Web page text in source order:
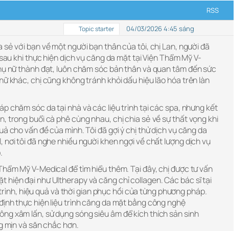
RSS
Topic starter 04/03/2026 4:45 sáng
sẻ với bạn về một người bạn thân của tôi, chị Lan, người đã
khi thực hiện dịch vụ căng da mặt tại Viện Thẩm Mỹ V-
nữ thành đạt, luôn chăm sóc bản thân và quan tâm đến sức
khác, chị cũng không tránh khỏi dấu hiệu lão hóa trên làn
chăm sóc da tại nhà và các liệu trình tại các spa, nhưng kết
trong buổi cà phê cùng nhau, chị chia sẻ về sự thất vọng khi
cho vấn đề của mình. Tôi đã gợi ý chị thử dịch vụ căng da
nơi tôi đã nghe nhiều người khen ngợi về chất lượng dịch vụ
Mỹ V-Medical để tìm hiểu thêm. Tại đây, chị được tư vấn
hiện đại như Ultherapy và căng chỉ collagen. Các bác sĩ tại
hiệu quả và thời gian phục hồi của từng phương pháp.
thực hiện liệu trình căng da mặt bằng công nghệ
xâm lấn, sử dụng sóng siêu âm để kích thích sản sinh
mịn và săn chắc hơn.